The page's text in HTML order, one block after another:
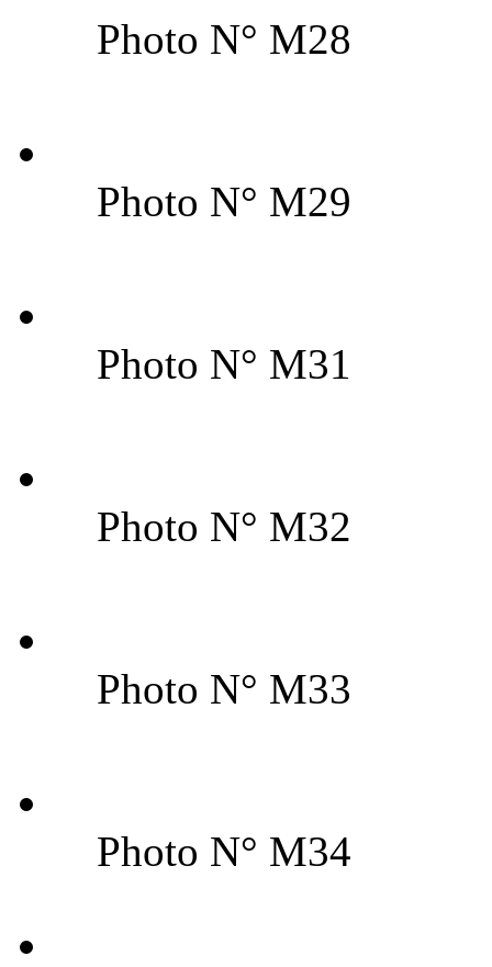
Photo N° M28
Photo N° M29
Photo N° M31
Photo N° M32
Photo N° M33
Photo N° M34